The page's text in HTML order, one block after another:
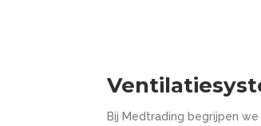
Bij Medtrading begrijpen